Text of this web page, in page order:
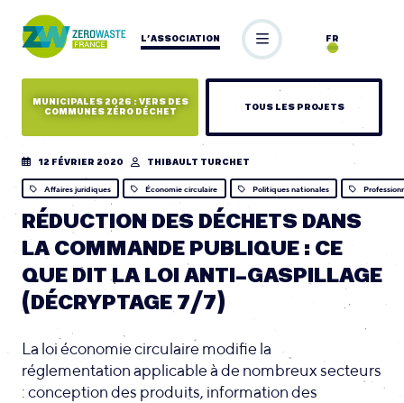
L’ASSOCIATION FR
MUNICIPALES 2026 : VERS DES
COMMUNES ZÉRO DÉCHET
TOUS LES PROJETS
12 FÉVRIER 2020 THIBAULT TURCHET
Affaires juridiques Économie circulaire Politiques nationales
RÉDUCTION DES DÉCHETS DANS
LA COMMANDE PUBLIQUE : CE
QUE DIT LA LOI ANTI-GASPILLAGE
(DÉCRYPTAGE 7/7)
La loi économie circulaire modifie la
réglementation applicable à de nombreux secteurs
: conception des produits, information des